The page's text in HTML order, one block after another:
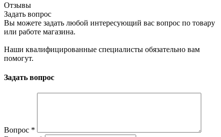
Отзывы
Задать вопрос
Вы можете задать любой интересующий вас вопрос по товару
или работе магазина.
Наши квалифицированные специалисты обязательно вам
помогут.
Задать вопрос
Вопрос *